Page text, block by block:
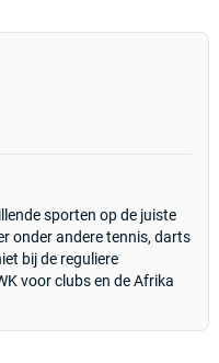
sporten op de juiste
onder andere tennis, darts
bij de reguliere
voor clubs en de Afrika